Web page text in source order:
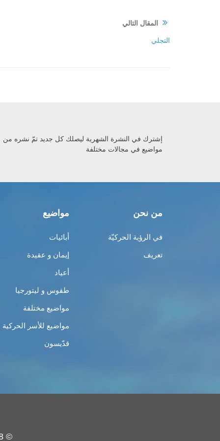
المقال التالي
التجلي
إشترك في النشرة الشهرية ليصلك كل جديد تمّ نشره من
مواضيع في مجالات مختلفة
من نحن
في الرؤية الحركيّة
تعريف
مواضيع
أبائيات
إيمان و عقيدة
أعياد
طقوس و ليتورجيا
مواضيع مختلفة
مواضيع للأسر الحركية
قدّيسون
© 2008 - 2019 - حركة الشبيبة الأرثوذكسيّة - جميع الحقوق محفوظة